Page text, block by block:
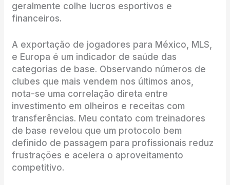
geralmente colhe lucros esportivos e
financeiros.
A exportação de jogadores para México, MLS,
e Europa é um indicador de saúde das
categorias de base. Observando números de
clubes que mais vendem nos últimos anos,
nota-se uma correlação direta entre
investimento em olheiros e receitas com
transferências. Meu contato com treinadores
de base revelou que um protocolo bem
definido de passagem para profissionais reduz
frustrações e acelera o aproveitamento
competitivo.